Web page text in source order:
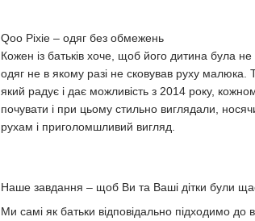
Qoo Pixie – одяг без обмежень
Кожен із батьків хоче, щоб його дитина була
одяг не в якому разі не сковував руху
який радує і дає можливість з 2014 року,
почувати і при цьому стильно виглядали,
рухам і приголомшливий вигляд.
Наше завдання – щоб Ви та Ваші дітки були
Ми самі як батьки відповідально підходимо до